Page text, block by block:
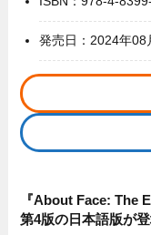
発売日：2024年08
『About Face: The
第4版の日本語版が